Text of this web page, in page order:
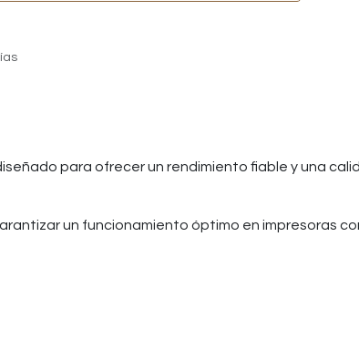
para ofrecer un rendimiento fiable y una
un funcionamiento óptimo en impresoras